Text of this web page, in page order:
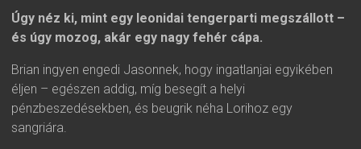
Úgy néz ki, mint egy leonidai tengerparti megszállott –
és úgy mozog, akár egy nagy fehér cápa.
Brian ingyen engedi Jasonnek, hogy ingatlanjai egyikében
éljen – egészen addig, míg besegít a helyi
pénzbeszedésekben, és beugrik néha Lorihoz egy
sangriára.